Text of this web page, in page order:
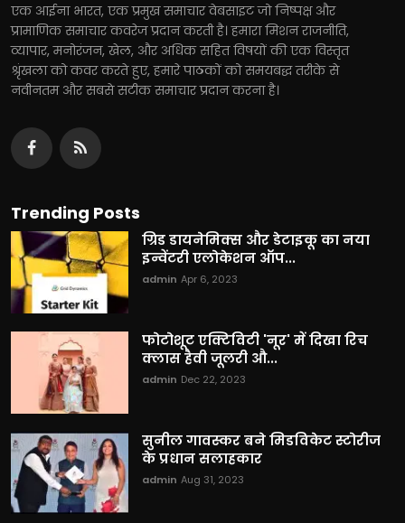
एक आईना भारत, एक प्रमुख समाचार वेबसाइट जो निष्पक्ष और
प्रामाणिक समाचार कवरेज प्रदान करती है। हमारा मिशन राजनीति,
व्यापार, मनोरंजन, खेल, और अधिक सहित विषयों की एक विस्तृत
श्रृंखला को कवर करते हुए, हमारे पाठकों को समयबद्ध तरीके से
नवीनतम और सबसे सटीक समाचार प्रदान करना है।
Trending Posts
ग्रिड डायनेमिक्स और डेटाइकू का नया
इन्वेंटरी एलोकेशन ऑप...
admin Apr 6, 2023
फोटोशूट एक्टिविटी 'नूर' में दिखा रिच
क्लास हैवी जूलरी औ...
admin Dec 22, 2023
सुनील गावस्कर बने मिडविकेट स्टोरीज
के प्रधान सलाहकार
admin Aug 31, 2023